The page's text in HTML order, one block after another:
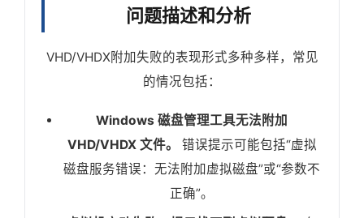
问题描述和分析
VHD/VHDX附加失败的表现形式多种多样，常见
的情况包括：
Windows 磁盘管理工具无法附加
VHD/VHDX 文件。
错误提示可能包括“虚拟
磁盘服务错误：无法附加虚拟磁盘”或“参数不
正确”。